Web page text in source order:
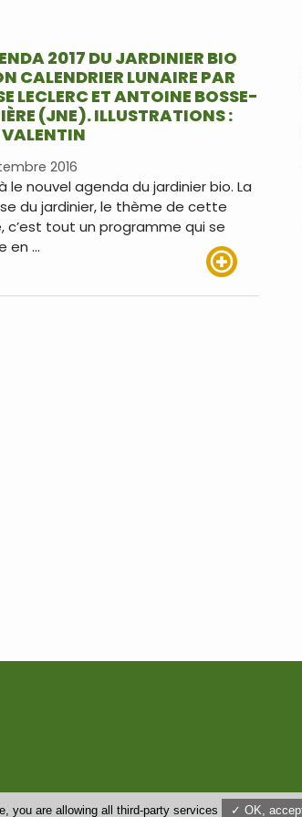
2017 DU JARDINIER BIO
CALENDRIER LUNAIRE PAR
LECLERC ET ANTOINE BOSSE-
(JNE). ILLUSTRATIONS :
2016
le nouvel agenda du jardinier bio. La
du jardinier, le thème de cette
c’est tout un programme qui se
en …
you are allowing all third-party services ✓ OK,